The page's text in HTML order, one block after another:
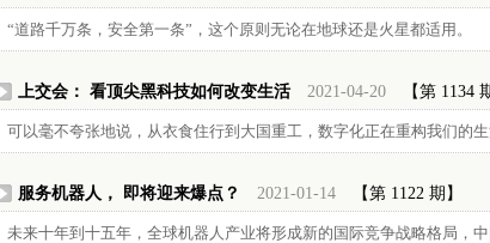
“道路千万条，安全第一条”，这个原则无论在地球还是火星都适用。
上交会： 看顶尖黑科技如何改变生活 2021-04-20 【第 1134
可以毫不夸张地说，从衣食住行到大国重工，数字化正在重构我们的生
服务机器人， 即将迎来爆点？ 2021-01-14 【第 1122 期】
未来十年到十五年，全球机器人产业将形成新的国际竞争战略格局，